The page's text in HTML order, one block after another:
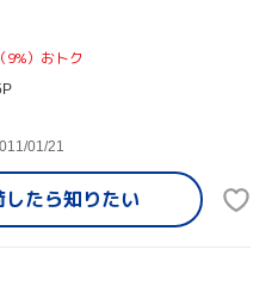
9%）おトク
01/21
したら知りたい